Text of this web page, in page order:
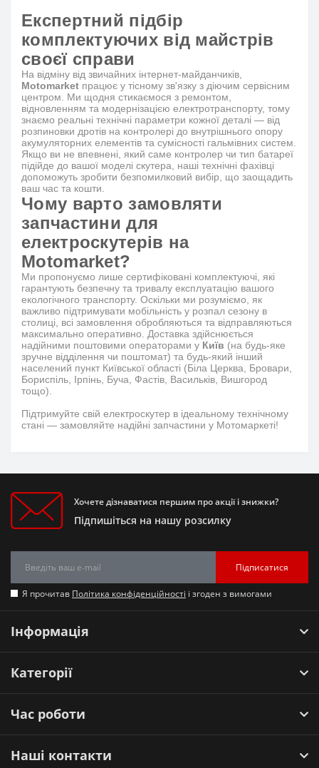
Експертний підбір
комплектуючих від майстрів
своєї справи
На відміну від звичайних інтернет-майданчиків,
Motomarket працює у тісному зв'язку з діючим сервісним
центром. Ми щодня стикаємося з ремонтом,
відновленням та модернізацією електротранспорту, тому
знаємо реальні технічні параметри кожної деталі — від
розпиновки дротів на контролері до внутрішнього опору
акумуляторних елементів та сумісності гальмівних систем.
Якщо ви не впевнені, який саме контролер чи тип батареї
підійде до вашої моделі скутера, наші технічні фахівці
допоможуть зробити безпомилковий вибір, що заощадить
ваш час та кошти.
Чому варто замовляти
запчастини для
електроскутерів на
Motomarket?
Ми пропонуємо лише сертифіковані комплектуючі, які
гарантують безпечну та тривалу експлуатацію вашого
екологічного транспорту. Оскільки ми розуміємо, як
важливо підтримувати мобільність у розпал сезону в
столиці, всі замовлення обробляються та відправляються
максимально оперативно. Доставка здійснюється
надійними поштовими операторами у Київ (на будь-яке
зручне відділення чи поштомат) та будь-який інший
населений пункт Київської області (Біла Церква, Бровари,
Бориспіль, Ірпінь, Буча, Фастів, Васильків, Вишгород
тощо).
Підтримуйте свій електроскутер в ідеальному технічному
стані — замовляйте надійні запчастини у Мотомаркеті!
Хочете дізнаватися першим про акції і знижки?
Підпишіться на нашу розсилку
Підписатися
Я прочитав Політика конфіденційності і згоден з вимогами
Інформація
Категорії
Час роботи
Наші контакти